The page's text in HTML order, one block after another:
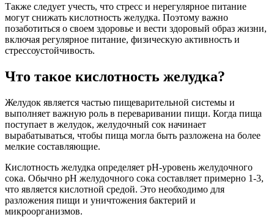
Также следует учесть, что стресс и нерегулярное питание
могут снижать кислотность желудка. Поэтому важно
позаботиться о своем здоровье и вести здоровый образ жизни,
включая регулярное питание, физическую активность и
стрессоустойчивость.
Что такое кислотность желудка?
Желудок является частью пищеварительной системы и
выполняет важную роль в переваривании пищи. Когда пища
поступает в желудок, желудочный сок начинает
вырабатываться, чтобы пища могла быть разложена на более
мелкие составляющие.
Кислотность желудка определяет pH-уровень желудочного
сока. Обычно pH желудочного сока составляет примерно 1-3,
что является кислотной средой. Это необходимо для
разложения пищи и уничтожения бактерий и
микроорганизмов.